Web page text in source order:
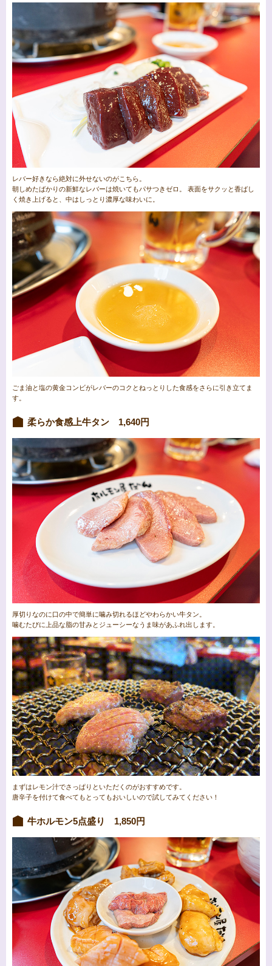
レバー好きなら絶対に外せないのがこちら。
朝しめたばかりの新鮮なレバーは焼いてもパサつきゼロ。 表面をサクッと香ばし
く焼き上げると、中はしっとり濃厚な味わいに。
ごま油と塩の黄金コンビがレバーのコクとねっとりした食感をさらに引き立てま
す。
柔らか食感上牛タン 1,640円
厚切りなのに口の中で簡単に噛み切れるほどやわらかい牛タン。
噛むたびに上品な脂の甘みとジューシーなうま味があふれ出します。
まずはレモン汁でさっぱりといただくのがおすすめです。
唐辛子を付けて食べてもとってもおいしいので試してみてください！
牛ホルモン5点盛り 1,850円